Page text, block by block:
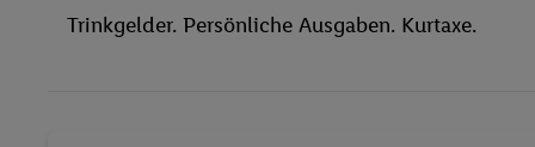
Massage
Trinkgelder. Persönliche Ausgaben. Kurtaxe.